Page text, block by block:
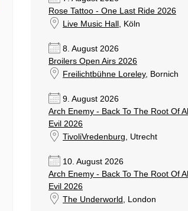
Rose Tattoo - One Last Ride 2026
Live Music Hall , Köln
8. August 2026
Broilers Open Airs 2026
Freilichtbühne Loreley, Bornich
9. August 2026
Arch Enemy - Back To The Root Of All
Evil 2026
TivoliVredenburg, Utrecht
10. August 2026
Arch Enemy - Back To The Root Of All
Evil 2026
The Underworld , London